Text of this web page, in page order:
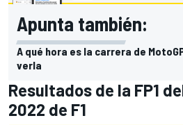
Apunta también:
A qué hora es la carrera de
verla
Resultados de la FP1
2022 de F1